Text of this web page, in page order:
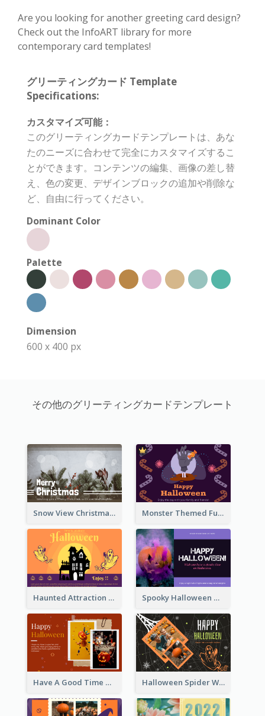
Are you looking for another greeting card design?
Check out the InfoART library for more
contemporary card templates!
グリーティングカード Template
Specifications:
カスタマイズ可能：
このグリーティングカードテンプレートは、あな
たのニーズに合わせて完全にカスタマイズするこ
とができます。コンテンツの編集、画像の差し替
え、色の変更、デザインブロックの追加や削除な
ど、自由に行ってください。
Dominant Color
Palette
Dimension
600 x 400 px
その他のグリーティングカードテンプレート
Snow View Christmas Card With Simple Design Monster Themed Fun Halloween Greeting Card
Haunted Attraction Themed Halloween Card Spooky Halloween Greeting Card
Have A Good Time This Halloween Greeting Card Halloween Spider Web Greeting Card